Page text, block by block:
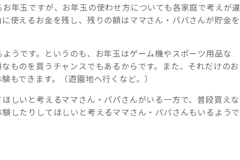
年玉ですが、お年玉の使わせ方についても各家庭で考えが違
使えるお金を残し、残りの額はママさん・パパさんが貯金を
うです。というのも、お年玉はゲーム機やスポーツ用品な
ものを買うチャンスでもあるからです。また、それだけのお
もできます。（遊園地へ行くなど。）
しいと考えるママさん・パパさんがいる一方で、普段買えな
したりしてほしいと考えるママさん・パパさんもいるようで